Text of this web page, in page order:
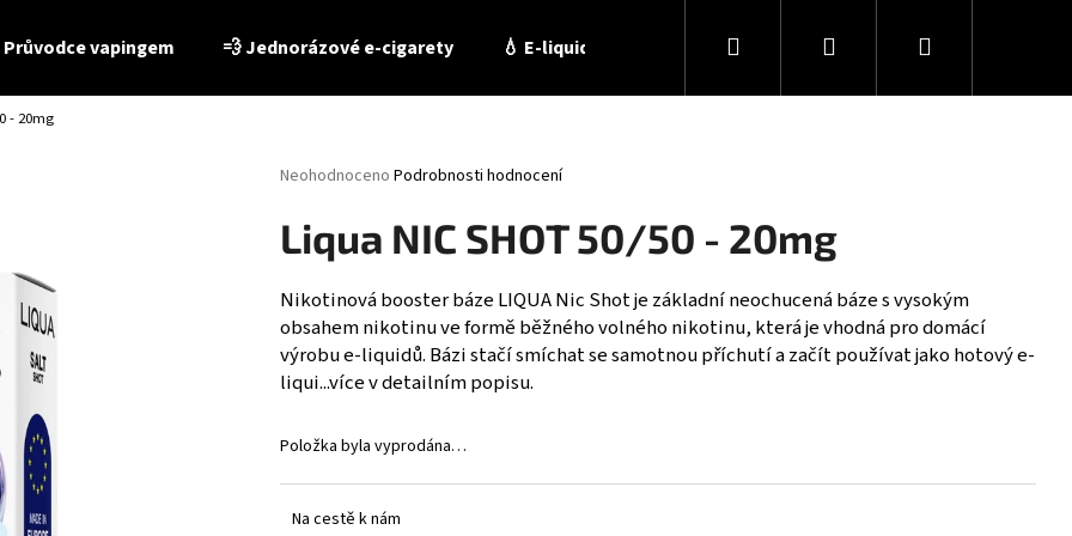
Průvodce vapingem 💨 Jednorázové e-cigarety 💧 E-liquidy 📝 Blog 📞 Kontakty
Hledat PřihlášeníNákupní
- 20mg
Průměrné
produktu
je
z
5
hvězdiček.
Neohodnoceno Podrobnosti hodnocení
Liqua NIC SHOT 50/50 - 20mg
NikotinováboosterbázeLIQUA Nic Shot je základní neochucená báze s vysokým
obsahem nikotinu ve formě běžného volného nikotinu, která je vhodná pro domácí
výrobu e-liquidů. Bázi stačí smíchat se samotnou příchutí a začít používat jako hotový e-
liqui...více v detailním popisu.
Položka byla vyprodána…
Na cestě k nám
Co potřebujete najít?
HLEDAT
LIQUID - LIO LIQID - TOBACCO 10 ML / 16 MG
E-LIQUID - PEEGEE - DESERT SHIP 6MG (U)